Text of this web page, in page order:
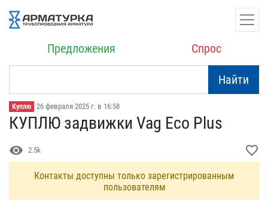
Предложения Спрос
Найти
Куплю 26 февраля 2025 г. в 16:58
КУПЛЮ задвижки Vag Eco​ Plus
visibility 2.5k favorite_border
Контакты доступны только зарегистрированным
пользователям